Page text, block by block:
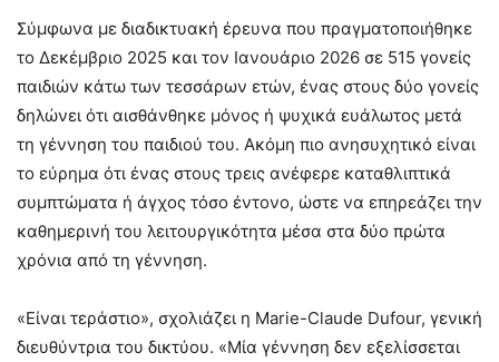
Σύμφωνα με διαδικτυακή έρευνα που πραγματοποιήθηκε
το Δεκέμβριο 2025 και τον Ιανουάριο 2026 σε 515 γονείς
παιδιών κάτω των τεσσάρων ετών, ένας στους δύο γονείς
δηλώνει ότι αισθάνθηκε μόνος ή ψυχικά ευάλωτος μετά
τη γέννηση του παιδιού του. Ακόμη πιο ανησυχητικό είναι
το εύρημα ότι ένας στους τρεις ανέφερε καταθλιπτικά
συμπτώματα ή άγχος τόσο έντονο, ώστε να επηρεάζει την
καθημερινή του λειτουργικότητα μέσα στα δύο πρώτα
χρόνια από τη γέννηση.
«Είναι τεράστιο», σχολιάζει η Marie-Claude Dufour, γενική
διευθύντρια του δικτύου. «Μία γέννηση δεν εξελίσσεται